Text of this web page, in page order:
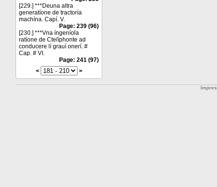
[229.] ***Deuna altra
generatíone de tractoría
machína. Capí. V.
Page: 239 (96)
[230.] ***Vna íngeníoſa
ratíone de Cteſíphonte ad
conducere lí grauí onerí. #
Cap. # VI.
Page: 241 (97)
<
>